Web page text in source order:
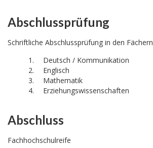
Abschlussprüfung
Schriftliche Abschlussprüfung in den Fächern
Deutsch / Kommunikation
Englisch
Mathematik
Erziehungswissenschaften
Abschluss
Fachhochschulreife